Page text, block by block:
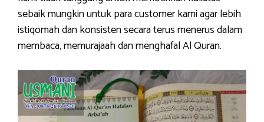
sebaik mungkin untuk para customer kami agar lebih
istiqomah dan konsisten secara terus menerus dalam
membaca, memurajaah dan menghafal Al Quran.